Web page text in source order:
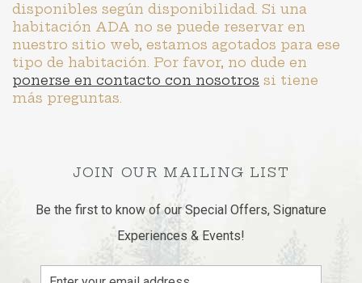
disponibles según disponibilidad. Si una
habitación ADA no se puede reservar en
nuestro sitio web, estamos agotados para ese
tipo de habitación. Por favor, no dude en
ponerse en contacto con nosotros si tiene
más preguntas.
JOIN OUR MAILING LIST
Be the first to know of our Special Offers, Signature
Experiences & Events!
Email